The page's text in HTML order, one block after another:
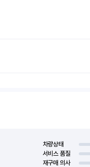
차량상태
서비스 품질
재구매 의사